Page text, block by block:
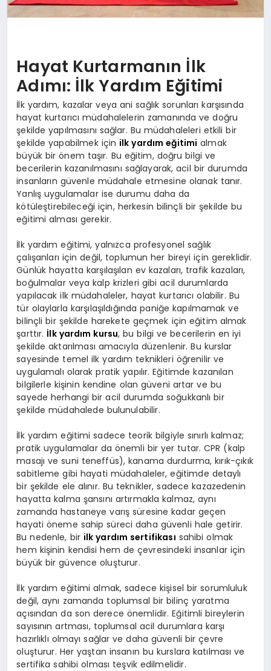
Hayat Kurtarmanın İlk
Adımı: İlk Yardım Eğitimi
İlk yardım, kazalar veya ani sağlık sorunları karşısında
hayat kurtarıcı müdahalelerin zamanında ve doğru
şekilde yapılmasını sağlar. Bu müdahaleleri etkili bir
şekilde yapabilmek için ilk yardım eğitimi almak
büyük bir önem taşır. Bu eğitim, doğru bilgi ve
becerilerin kazanılmasını sağlayarak, acil bir durumda
insanların güvenle müdahale etmesine olanak tanır.
Yanlış uygulamalar ise durumu daha da
kötüleştirebileceği için, herkesin bilinçli bir şekilde bu
eğitimi alması gerekir.
İlk yardım eğitimi, yalnızca profesyonel sağlık
çalışanları için değil, toplumun her bireyi için gereklidir.
Günlük hayatta karşılaşılan ev kazaları, trafik kazaları,
boğulmalar veya kalp krizleri gibi acil durumlarda
yapılacak ilk müdahaleler, hayat kurtarıcı olabilir. Bu
tür olaylarla karşılaşıldığında paniğe kapılmamak ve
bilinçli bir şekilde harekete geçmek için eğitim almak
şarttır. İlk yardım kursu, bu bilgi ve becerilerin en iyi
şekilde aktarılması amacıyla düzenlenir. Bu kurslar
sayesinde temel ilk yardım teknikleri öğrenilir ve
uygulamalı olarak pratik yapılır. Eğitimde kazanılan
bilgilerle kişinin kendine olan güveni artar ve bu
sayede herhangi bir acil durumda soğukkanlı bir
şekilde müdahalede bulunulabilir.
İlk yardım eğitimi sadece teorik bilgiyle sınırlı kalmaz;
pratik uygulamalar da önemli bir yer tutar. CPR (kalp
masajı ve suni teneffüs), kanama durdurma, kırık-çıkık
sabitleme gibi hayati müdahaleler, eğitimde detaylı
bir şekilde ele alınır. Bu teknikler, sadece kazazedenin
hayatta kalma şansını artırmakla kalmaz, aynı
zamanda hastaneye varış süresine kadar geçen
hayati öneme sahip süreci daha güvenli hale getirir.
Bu nedenle, bir ilk yardım sertifikası sahibi olmak
hem kişinin kendisi hem de çevresindeki insanlar için
büyük bir güvence oluşturur.
İlk yardım eğitimi almak, sadece kişisel bir sorumluluk
değil, aynı zamanda toplumsal bir bilinç yaratma
açısından da son derece önemlidir. Eğitimli bireylerin
sayısının artması, toplumsal acil durumlara karşı
hazırlıklı olmayı sağlar ve daha güvenli bir çevre
oluşturur. Her yaştan insanın bu kurslara katılması ve
sertifika sahibi olması teşvik edilmelidir.